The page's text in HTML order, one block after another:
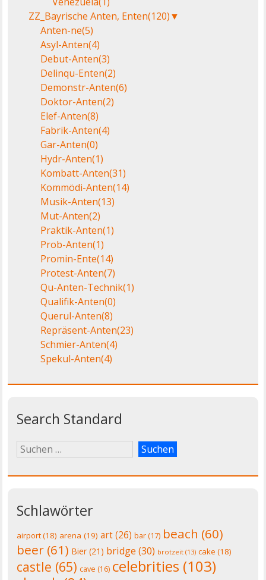
ZZ_Bayrische Anten, Enten(120)▼
Anten-ne(5)
Asyl-Anten(4)
Debut-Anten(3)
Delinqu-Enten(2)
Demonstr-Anten(6)
Doktor-Anten(2)
Elef-Anten(8)
Fabrik-Anten(4)
Gar-Anten(0)
Hydr-Anten(1)
Kombatt-Anten(31)
Kommödi-Anten(14)
Musik-Anten(13)
Mut-Anten(2)
Praktik-Anten(1)
Prob-Anten(1)
Promin-Ente(14)
Protest-Anten(7)
Qu-Anten-Technik(1)
Qualifik-Anten(0)
Querul-Anten(8)
Repräsent-Anten(23)
Schmier-Anten(4)
Spekul-Anten(4)
Search Standard
Schlawörter
airport(18) arena (19) art(26) bar(17) beach (60)
beer (61) Bier(21) bridge (30) brotzeit (13) cake (18)
castle (65) cave (16) celebrities (103)